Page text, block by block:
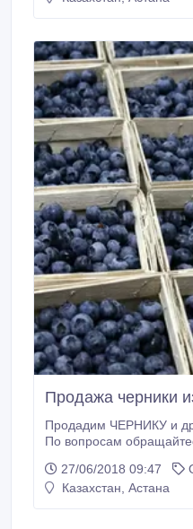
Продажа черники
Продадим ЧЕРНИКУ и
По вопросам обращайтесь, пожалуйста: +48
27/06/2018 09:47
Казахстан, Астана